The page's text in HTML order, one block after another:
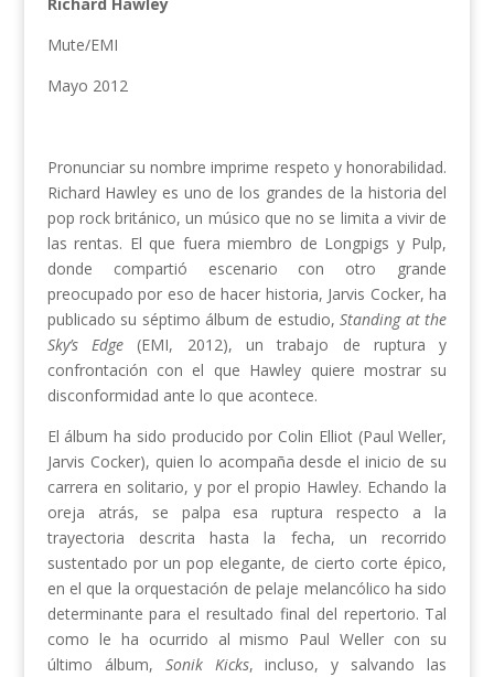
Mute/EMI
Mayo 2012
Pronunciar su nombre imprime respeto y honorabilidad.
Richard Hawley es uno de los grandes de la historia del
pop rock británico, un músico que no se limita a vivir de
las rentas. El que fuera miembro de Longpigs y Pulp,
donde compartió escenario con otro grande
preocupado por eso de hacer historia, Jarvis Cocker, ha
publicado su séptimo álbum de estudio,Standing at the
Sky’s Edge(EMI, 2012), un trabajo de ruptura y
confrontación con el que Hawley quiere mostrar su
disconformidad ante lo que acontece.
El álbum ha sido producido por Colin Elliot (Paul Weller,
Jarvis Cocker), quien lo acompaña desde el inicio de su
carrera en solitario, y por el propio Hawley. Echando la
oreja atrás, se palpa esa ruptura respecto a la
trayectoria descrita hasta la fecha, un recorrido
sustentado por un pop elegante, de cierto corte épico,
en el que la orquestación de pelaje melancólico ha sido
determinante para el resultado final del repertorio. Tal
como le ha ocurrido al mismo Paul Weller con su
último álbum, Sonik Kicks, incluso, y salvando las